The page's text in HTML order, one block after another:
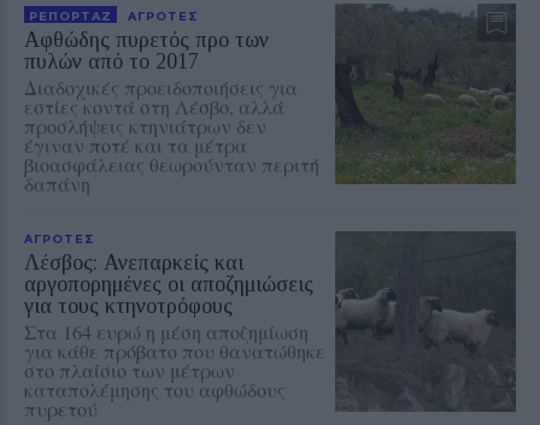
ΡΕΠΟΡΤΑΖ ΑΓΡΟΤΕΣ
Αφθώδης πυρετός προ των
πυλών από το 2017
Διαδοχικές προειδοποιήσεις για
εστίες κοντά στη Λέσβο, αλλά
προσλήψεις κτηνιάτρων δεν
έγιναν ποτέ και τα μέτρα
βιοασφάλειας θεωρούνταν περιτή
δαπάνη
ΑΓΡΟΤΕΣ
Λέσβος: Ανεπαρκείς και
αργοπορημένες οι αποζημιώσεις
για τους κτηνοτρόφους
Στα 164 ευρώ η μέση αποζημίωση
για κάθε πρόβατο που θανατώθηκε
στο πλαίσιο των μέτρων
καταπολέμησης του αφθώδους
πυρετού